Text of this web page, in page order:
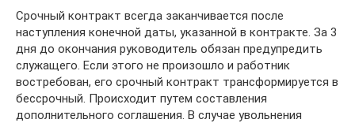
Срочный контракт всегда заканчивается после
наступления конечной даты, указанной в контракте. За 3
дня до окончания руководитель обязан предупредить
служащего. Если этого не произошло и работник
востребован, его срочный контракт трансформируется в
бессрочный. Происходит путем составления
дополнительного соглашения. В случае увольнения